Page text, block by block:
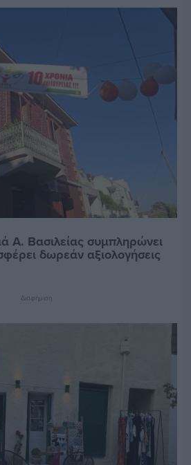
Α. Βασιλείας συμπληρώνει
δωρεάν αξιολογήσεις
Διαφήμιση